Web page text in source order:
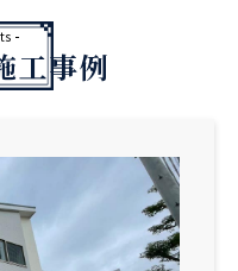
工事例